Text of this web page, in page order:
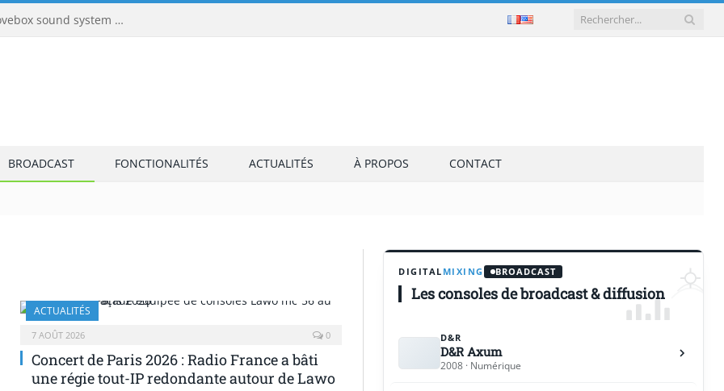
Teenage Engineering EP-40 Riddim : la groovebox sound system qui embarque enfin un vrai synthé
BROADCAST FONCTIONALITÉS ACTUALITÉS À PROPOS CONTACT
ACTUALITÉS
7 AOÛT 2026 0
Concert de Paris 2026 : Radio France a bâti
une régie tout-IP redondante autour de Lawo
DIGITAL MIXING BROADCAST
Les consoles de broadcast & diffusion
D&R
D&R Axum
2008 · Numérique